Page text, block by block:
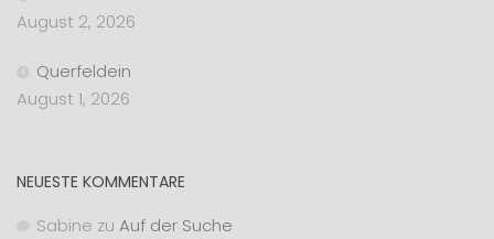
August 2, 2026
Querfeldein
August 1, 2026
NEUESTE KOMMENTARE
Sabine zu Auf der Suche